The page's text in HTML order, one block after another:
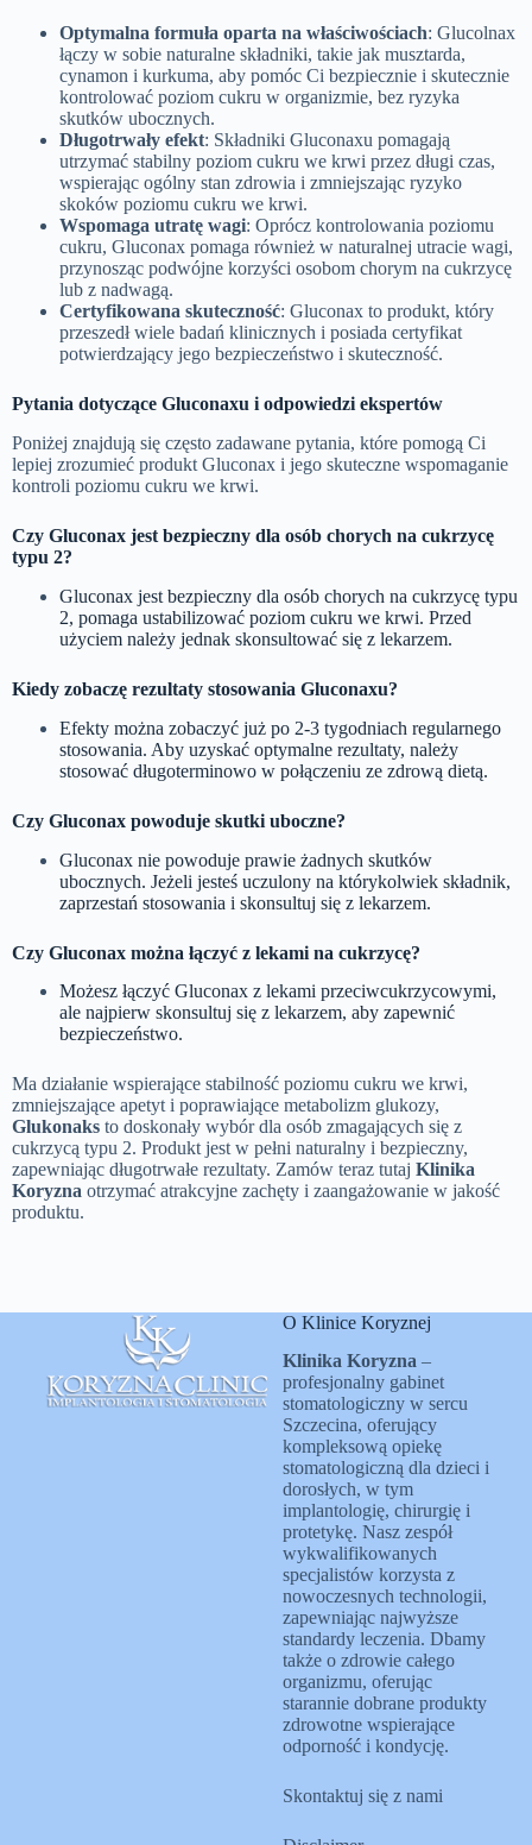
Optymalna formuła oparta na właściwościach: Glucolnax
łączy w sobie naturalne składniki, takie jak musztarda,
cynamon i kurkuma, aby pomóc Ci bezpiecznie i skutecznie
kontrolować poziom cukru w ​​organizmie, bez ryzyka
skutków ubocznych.
Długotrwały efekt: Składniki Gluconaxu pomagają
utrzymać stabilny poziom cukru we krwi przez długi czas,
wspierając ogólny stan zdrowia i zmniejszając ryzyko
skoków poziomu cukru we krwi.
Wspomaga utratę wagi: Oprócz kontrolowania poziomu
cukru, Gluconax pomaga również w naturalnej utracie wagi,
przynosząc podwójne korzyści osobom chorym na cukrzycę
lub z nadwagą.
Certyfikowana skuteczność: Gluconax to produkt, który
przeszedł wiele badań klinicznych i posiada certyfikat
potwierdzający jego bezpieczeństwo i skuteczność.
Pytania dotyczące Gluconaxu i odpowiedzi ekspertów
Poniżej znajdują się często zadawane pytania, które pomogą Ci
lepiej zrozumieć produkt Gluconax i jego skuteczne wspomaganie
kontroli poziomu cukru we krwi.
Czy Gluconax jest bezpieczny dla osób chorych na cukrzycę
typu 2?
Gluconax jest bezpieczny dla osób chorych na cukrzycę typu
2, pomaga ustabilizować poziom cukru we krwi. Przed
użyciem należy jednak skonsultować się z lekarzem.
Kiedy zobaczę rezultaty stosowania Gluconaxu?
Efekty można zobaczyć już po 2-3 tygodniach regularnego
stosowania. Aby uzyskać optymalne rezultaty, należy
stosować długoterminowo w połączeniu ze zdrową dietą.
Czy Gluconax powoduje skutki uboczne?
Gluconax nie powoduje prawie żadnych skutków
ubocznych. Jeżeli jesteś uczulony na którykolwiek składnik,
zaprzestań stosowania i skonsultuj się z lekarzem.
Czy Gluconax można łączyć z lekami na cukrzycę?
Możesz łączyć Gluconax z lekami przeciwcukrzycowymi,
ale najpierw skonsultuj się z lekarzem, aby zapewnić
bezpieczeństwo.
Ma działanie wspierające stabilność poziomu cukru we krwi,
zmniejszające apetyt i poprawiające metabolizm glukozy,
Glukonaks to doskonały wybór dla osób zmagających się z
cukrzycą typu 2. Produkt jest w pełni naturalny i bezpieczny,
zapewniając długotrwałe rezultaty. Zamów teraz tutaj Klinika
Koryzna otrzymać atrakcyjne zachęty i zaangażowanie w jakość
produktu.
O Klinice Koryznej
Klinika Koryzna–
profesjonalny gabinet
stomatologiczny w sercu
Szczecina, oferujący
kompleksową opiekę
stomatologiczną dla dzieci i
dorosłych, w tym
implantologię, chirurgię i
protetykę. Nasz zespół
wykwalifikowanych
specjalistów korzysta z
nowoczesnych technologii,
zapewniając najwyższe
standardy leczenia. Dbamy
także o zdrowie całego
organizmu, oferując
starannie dobrane produkty
zdrowotne wspierające
odporność i kondycję.
Skontaktuj się z nami